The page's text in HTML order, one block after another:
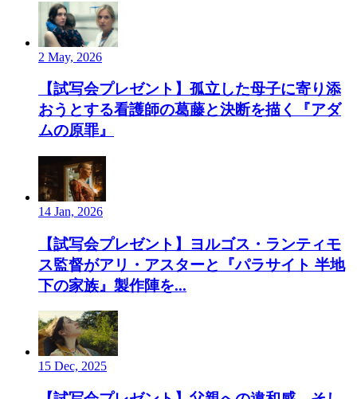
2 May, 2026
【試写会プレゼント】孤立した母子に寄り添
おうとする看護師の葛藤と決断を描く『アダ
ムの原罪』
14 Jan, 2026
【試写会プレゼント】ヨルゴス・ランティモ
ス監督がアリ・アスターと『パラサイト 半地
下の家族』製作陣を...
15 Dec, 2025